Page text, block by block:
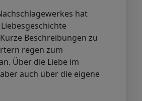
hat
Beschreibungen zu
regen zum
Über die Liebe im
auch über die eigene